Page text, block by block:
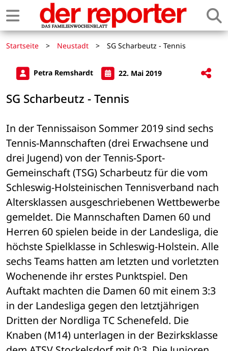
Startseite > Neustadt > SG Scharbeutz - Tennis
Petra Remshardt 22. Mai 2019
SG Scharbeutz - Tennis
In der Tennissaison Sommer 2019 sind sechs
Tennis-Mannschaften (drei Erwachsene und
drei Jugend) von der Tennis-Sport-
Gemeinschaft (TSG) Scharbeutz für die vom
Schleswig-Holsteinischen Tennisverband nach
Altersklassen ausgeschriebenen Wettbewerbe
gemeldet. Die Mannschaften Damen 60 und
Herren 60 spielen beide in der Landesliga, die
höchste Spielklasse in Schleswig-Holstein. Alle
sechs Teams hatten am letzten und vorletzten
Wochenende ihr erstes Punktspiel. Den
Auftakt machten die Damen 60 mit einem 3:3
in der Landesliga gegen den letztjährigen
Dritten der Nordliga TC Schenefeld. Die
Knaben (M14) unterlagen in der Bezirksklasse